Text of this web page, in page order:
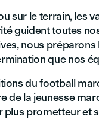
sur le terrain, les
guident toutes
nous
que nos
du football
de la jeunesse
plus prometteur et